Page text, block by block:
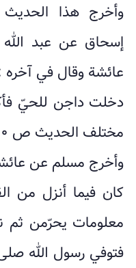
وأخرج هذا
إسحاق عن عبد
عائشة وقال في آخره
دخلت داجن للحيّ
مختلف الحدیث ص ۲۱۰ طبع مصر ).
وأخرج مسلم عن
معلومات یحرّمن
فتوفي رسول الله